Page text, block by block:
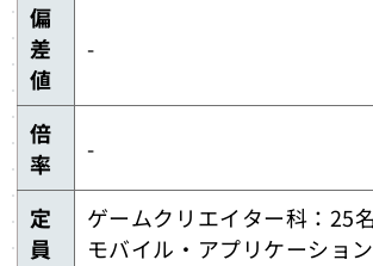
偏
差
値
-
倍
率
-
定
員
ゲームクリエイター科：25名
モバイル・アプリケーショ